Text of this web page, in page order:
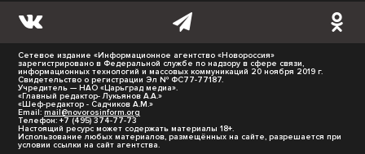
Сетевое издание «Информационное агентство «Новороссия»
зарегистрировано в Федеральной службе по надзору в сфере связи,
информационных технологий и массовых коммуникаций 20 ноября 2019 г.
Свидетельство о регистрации Эл № ФС77-77187.
Учредитель — НАО «Царьград медиа».
«Главный редактор- Лукьянов А.А.»
«Шеф-редактор - Садчиков А.М.»
Email: mail@novorosinform.org
Телефон: +7 (495) 374-77-73
Настоящий ресурс может содержать материалы 18+.
Использование любых материалов, размещённых на сайте, разрешается при
условии ссылки на сайт агентства.